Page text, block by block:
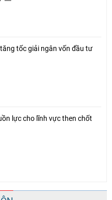
tốc giải ngân vốn đầu tư
lực cho lĩnh vực then chốt